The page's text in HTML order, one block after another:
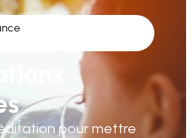
pour mettre